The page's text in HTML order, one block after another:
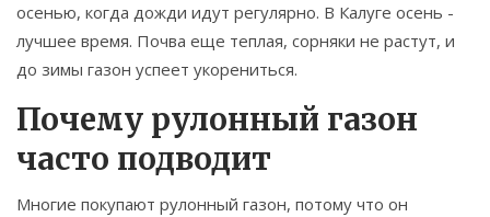
осенью, когда дожди идут регулярно. В Калуге осень -
лучшее время. Почва еще теплая, сорняки не растут, и
до зимы газон успеет укорениться.
Почему рулонный газон
часто подводит
Многие покупают рулонный газон, потому что он